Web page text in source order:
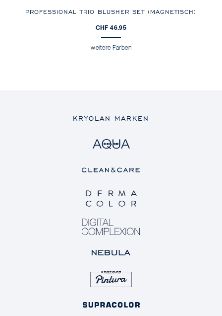
PROFESSIONAL TRIO BLUSHER SET (MAGNETISCH)
CHF 46.95
weitere Farben
KRYOLAN MARKEN